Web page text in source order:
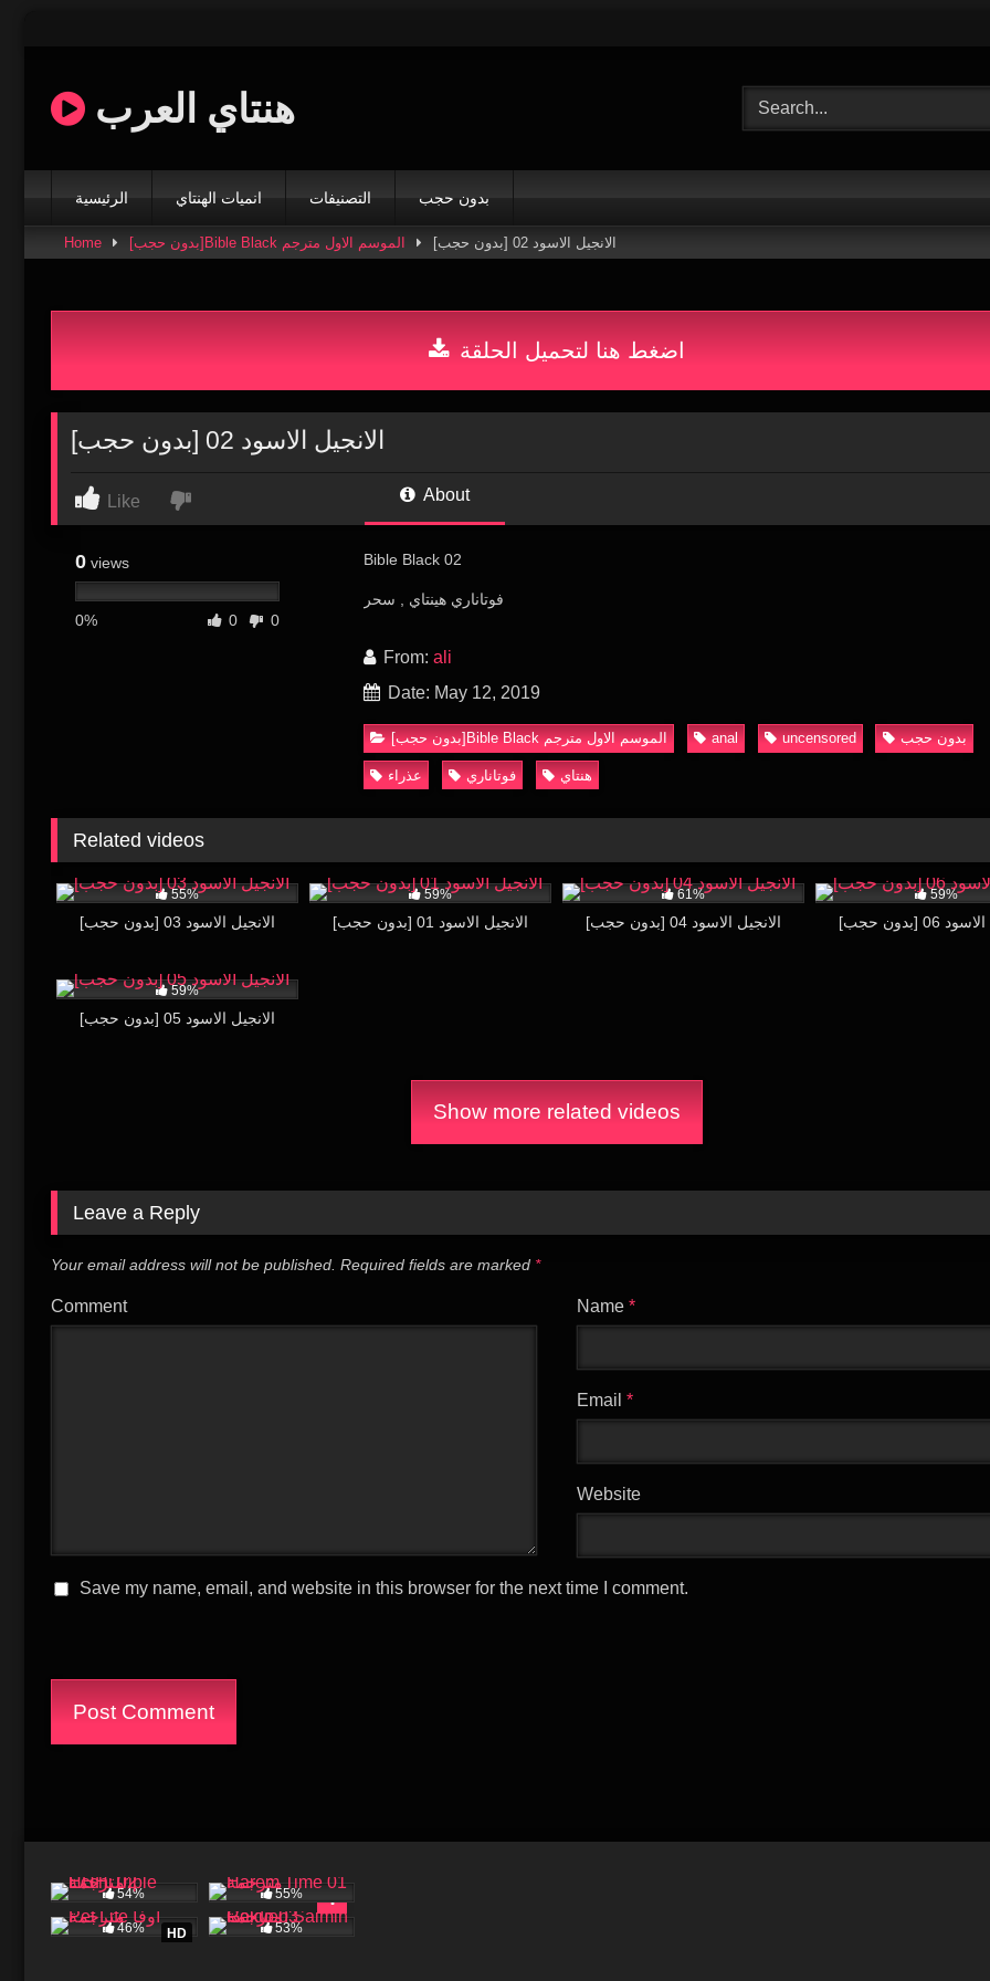
هنتاي العرب
الرئيسية انميات الهنتاي التصنيفات بدون حجب
Home [بدون حجب]Bible Black الموسم الاول مترجم [بدون حجب] الانجيل الاسود 02
اضغط هنا لتحميل الحلقة
[بدون حجب] الانجيل الاسود 02
Like About
0 views
0% 0 0
Bible Black 02
فوتاناري هينتاي , سحر
From: ali
Date: May 12, 2019
[بدون حجب]Bible Black الموسم الاول مترجم anal uncensored بدون حجب
عذراء فوتاناري هنتاي
Related videos
55%
[بدون حجب] الانجيل الاسود 03
59%
[بدون حجب] الانجيل الاسود 01
61%
[بدون حجب] الانجيل الاسود 04
59%
الاسود 06
59%
[بدون حجب] الانجيل الاسود 05
Show more related videos
Leave a Reply
Your email address will not be published. Required fields are marked *
Comment Name*
Email*
Website
Save my name, email, and website in this browser for the next time I comment.
54% 55%
HD
46% 53%